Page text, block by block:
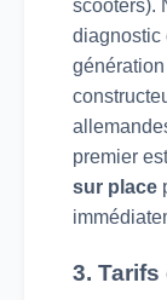
scooters).
diagnostic
premier
sur place
3.